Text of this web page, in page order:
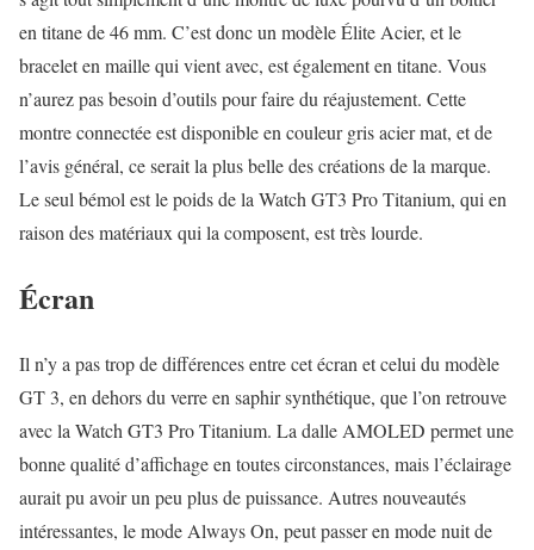
en titane de 46 mm. C’est donc un modèle Élite Acier, et le
bracelet en maille qui vient avec, est également en titane. Vous
n’aurez pas besoin d’outils pour faire du réajustement. Cette
montre connectée est disponible en couleur gris acier mat, et de
l’avis général, ce serait la plus belle des créations de la marque.
Le seul bémol est le poids de la Watch GT3 Pro Titanium, qui en
raison des matériaux qui la composent, est très lourde.
Écran
Il n’y a pas trop de différences entre cet écran et celui du modèle
GT 3, en dehors du verre en saphir synthétique, que l’on retrouve
avec la Watch GT3 Pro Titanium. La dalle AMOLED permet une
bonne qualité d’affichage en toutes circonstances, mais l’éclairage
aurait pu avoir un peu plus de puissance. Autres nouveautés
intéressantes, le mode Always On, peut passer en mode nuit de